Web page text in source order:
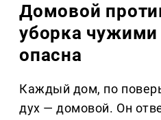
Домовой
уборка
опасна
Каждый дом, по
дух — домовой. Он